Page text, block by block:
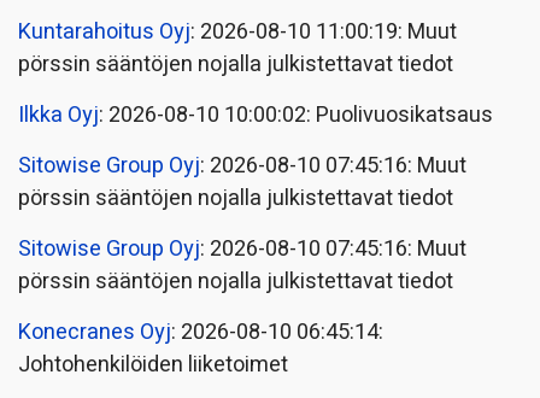
Kuntarahoitus Oyj: 2026-08-10 11:00:19: Muut
pörssin sääntöjen nojalla julkistettavat tiedot
Ilkka Oyj: 2026-08-10 10:00:02: Puolivuosikatsaus
Sitowise Group Oyj: 2026-08-10 07:45:16: Muut
pörssin sääntöjen nojalla julkistettavat tiedot
Sitowise Group Oyj: 2026-08-10 07:45:16: Muut
pörssin sääntöjen nojalla julkistettavat tiedot
Konecranes Oyj: 2026-08-10 06:45:14:
Johtohenkilöiden liiketoimet